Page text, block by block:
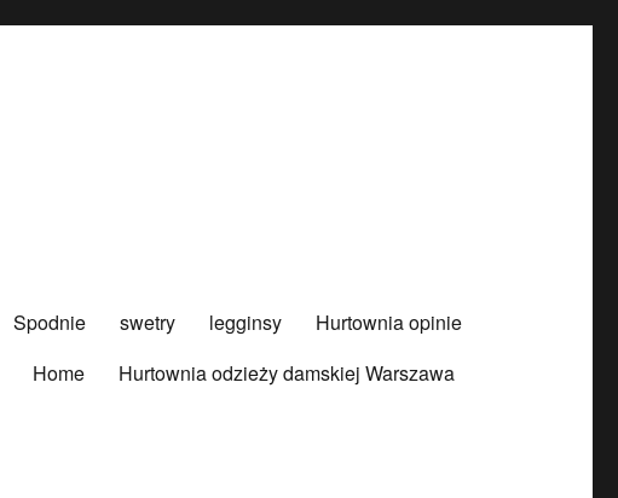
Spodnie swetry legginsy
Hurtownia opinie
Home
Hurtownia odzieży damskiej Warszawa